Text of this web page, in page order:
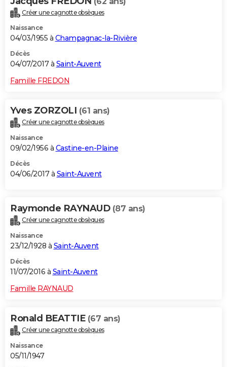
Créer une cagnotte obsèques
Naissance
04/03/1955 à Champagnac-la-Rivière
Décès
04/07/2017 à Saint-Auvent
Famille FREDON
Yves ZORZOLI (61 ans)
Créer une cagnotte obsèques
Naissance
09/02/1956 à Castine-en-Plaine
Décès
04/06/2017 à Saint-Auvent
Raymonde RAYNAUD (87 ans)
Créer une cagnotte obsèques
Naissance
23/12/1928 à Saint-Auvent
Décès
11/07/2016 à Saint-Auvent
Famille RAYNAUD
Ronald BEATTIE (67 ans)
Créer une cagnotte obsèques
Naissance
05/11/1947